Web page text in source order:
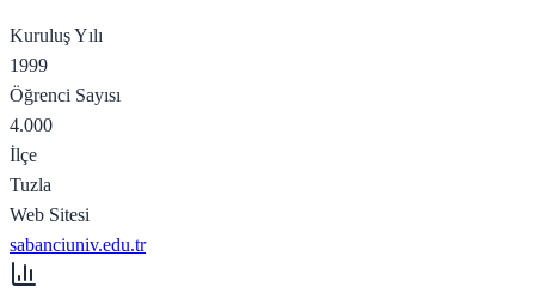
Kuruluş Yılı
1999
Öğrenci Sayısı
4.000
İlçe
Tuzla
Web Sitesi
sabanciuniv.edu.tr